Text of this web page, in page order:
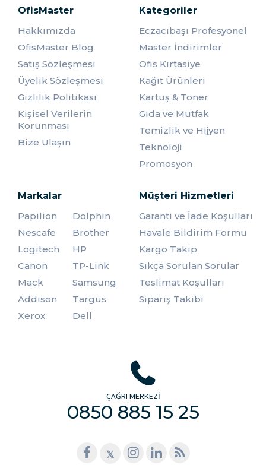
korunaklı bir şekilde varacağı yere ulaşımını gerçekleştirir.
4. Çalışma alanınızı taşımak istediğinizde veya
kullanmamaya karar verdiğiniz belgeleri saklamada işinizi
kolaylaştırır. İçerisine koyacağınız ürünlerinizi silikonlu
kapağı ile kapatarak rahatlıkla muhafaza edebilirsiniz.
Torba Zarfların Fiyatları
Zarf fiyatları genel olarak kâğıt fiyatları ile aynı doğrultuda
değişir. Çünkü her iki ürünün de malzemesi birinci kalite
hamurdur. Diğer yandan zarfların tek kullanımlık olanları
yüksek maliyetli olabilir. Ancaktorba zarflar
da zarf fiyatlarını etkiler. Elbette zarflar boyutlarına ve
gramajlarına göre farklı fiyatlar gösterebilirler. Böylelikle
her bütçeye ve kullanıma uygun seçenekler bulabilirsiniz.
Birçok kâğıt markası da zarf üretimi yapmaktadır.
Kâğıtlarda olduğu gibi zarfların da toptan alımları tekli
OfisMaster
Hakkımızda
OfisMaster Blog
Satış Sözleşmesi
Üyelik Sözleşmesi
Gizlilik Politikası
Kişisel Verilerin
Korunması
Bize Ulaşın
Kategoriler
Eczacıbaşı Profesyonel
Master İndirimler
Ofis Kırtasiye
Kağıt Ürünleri
Kartuş & Toner
Gıda ve Mutfak
Temizlik ve Hijyen
Teknoloji
Promosyon
Markalar
Papilion
Dolphin
Nescafe
Brother
Logitech
HP
Canon
TP-Link
Mack
Samsung
Addison
Targus
Xerox
Dell
Müşteri Hizmetleri
Garanti ve İade Koşulları
Havale Bildirim Formu
Kargo Takip
Sıkça Sorulan Sorular
Teslimat Koşulları
Sipariş Takibi
ÇAĞRI MERKEZİ
0850 885 15 25
𝕏